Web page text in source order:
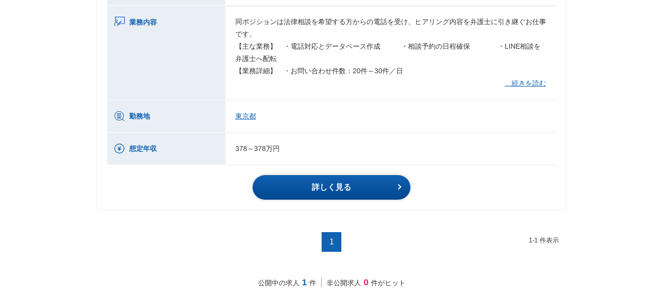
業務内容
同ポジションは法律相談を希望する方からの電話を受け、ヒアリング内容を弁護士に引き継ぐお仕事
です。
【主な業務】 ・電話対応とデータベース作成 ・相談予約の日程確保 ・LINE相談を
弁護士へ配転
【業務詳細】 ・お問い合わせ件数：20件～30件／日
…続きを読む
勤務地 東京都
想定年収 378～378万円
詳しく見る
1 1-1 件表示
公開中の求人 1 件 非公開求人 0 件がヒット